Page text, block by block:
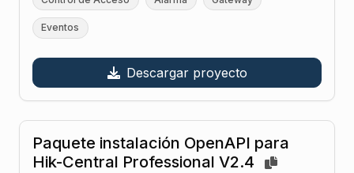
Eventos
Descargar proyecto
Paquete instalación OpenAPI para
Hik-Central Professional V2.4